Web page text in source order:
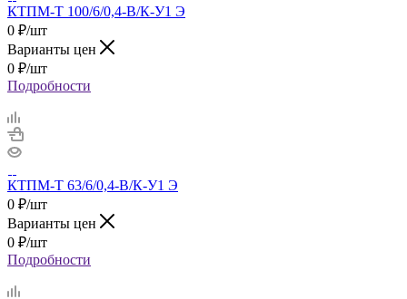
КТПМ-Т 100/6/0,4-В/К-У1 Э
0 ₽/шт
Варианты цен
0 ₽/шт
Подробности
КТПМ-Т 63/6/0,4-В/К-У1 Э
0 ₽/шт
Варианты цен
0 ₽/шт
Подробности